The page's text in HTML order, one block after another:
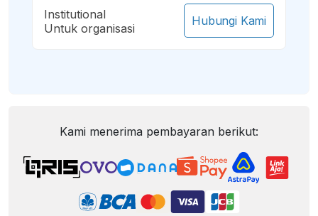
Institutional
Untuk organisasi
Hubungi Kami
Kami menerima pembayaran berikut: